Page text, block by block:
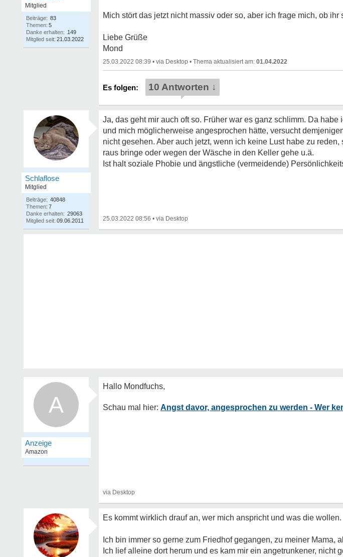
Mitglied
Beiträge: 83
Themen: 5
Danke erhalten: 149
Mitglied seit: 21.03.2022
Mich stört das jetzt nicht massiv oder so, aber ich frage mich, ob
Liebe Grüße
Mond
25.03.2022 08:39 • • 01.04.2022
10 Antworten ↓
Schlaflose
Mitglied
Beiträge: 40848
Themen: 7
Danke erhalten: 29063
Mitglied seit: 09.06.2011
Ja, das geht mir auch oft so. Früher war es ganz schlimm. Da
und mich möglicherweise angesprochen hätte, versucht
nicht gesehen. Aber auch jetzt, wenn ich keine Lust habe zu
raus bringe oder wegen der Wäsche in den Keller gehe u.ä.
Ist halt soziale Phobie und ängstliche (vermeidende)
25.03.2022 08:56 •
A Angst davor, angesprochen zu werden - Wer
Es kommt wirklich drauf an, wer mich anspricht und was die wollen.
Ich bin immer so gerne zum Friedhof gegangen, zu meiner Mama,
Ich lief alleine dort herum und es kam mir ein angetrunkener, nicht